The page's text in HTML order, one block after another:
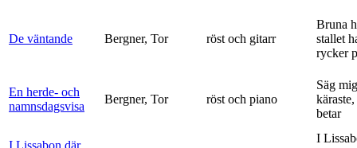
De väntande Bergner, Tor röst och gitarr
Bruna
stallet
rycker
En herde- och
namnsdagsvisa
Bergner, Tor röst och piano
Säg
betar
I Lissabon där
I